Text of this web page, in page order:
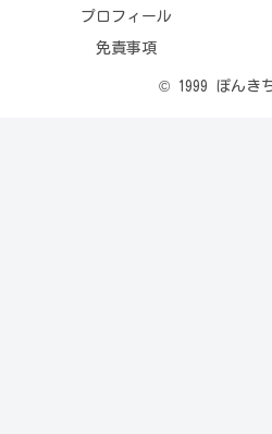
プロフィール
免責事項
© 1999 ぽんき